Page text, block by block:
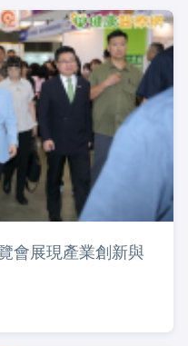
會展現產業創新與